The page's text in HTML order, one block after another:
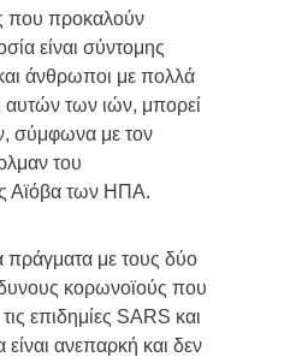
που προκαλούν
είναι σύντομης
άνθρωποι με πολλά
αυτών των ιών, μπορεί
σύμφωνα με τον
του
Αϊόβα των ΗΠΑ.
πράγματα με τους δύο
κορωνοϊούς που
επιδημίες SARS και
είναι ανεπαρκή και δεν